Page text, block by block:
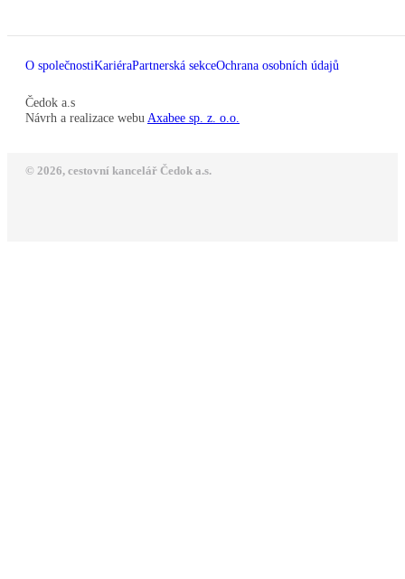
O společnostiKariéraPartnerská sekceOchrana osobních údajů
Čedok a.s
Návrh a realizace webu Axabee sp. z. o.o.
© 2026, cestovní kancelář Čedok a.s.